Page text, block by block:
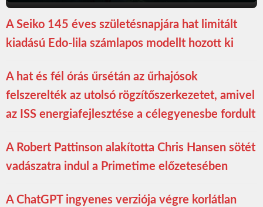
A Seiko 145 éves születésnapjára hat limitált
kiadású Edo-lila számlapos modellt hozott ki
A hat és fél órás űrsétán az űrhajósok
felszerelték az utolsó rögzítőszerkezetet, amivel
az ISS energiafejlesztése a célegyenesbe fordult
A Robert Pattinson alakította Chris Hansen sötét
vadászatra indul a Primetime előzetesében
A ChatGPT ingyenes verziója végre korlátlan